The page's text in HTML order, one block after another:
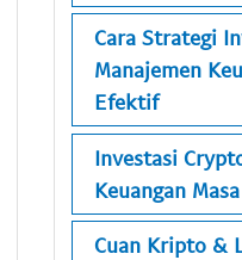
Cara Strategi
Manajemen
Efektif
Investasi
Keuangan
Cuan Kripto &